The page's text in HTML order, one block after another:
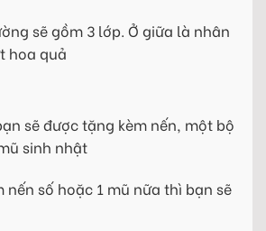
sẽ gồm 3 lớp. Ở giữa là nhân
hoa quả
sẽ được tặng kèm nến, một bộ
sinh nhật
nến số hoặc 1 mũ nữa thì bạn sẽ